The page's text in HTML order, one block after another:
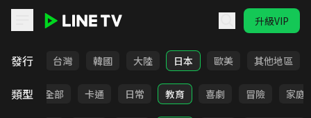
升級VIP
發行
全部 台灣 韓國 大陸 日本 歐美 其他地區
類型 全部 卡通 日常 教育 喜劇 冒險 家庭